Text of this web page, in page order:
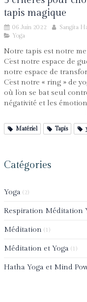
tapis magique
06 Juin 2022
Sangita
Yoga
Notre tapis est notre
C’est notre espace de
notre espace de
C’est notre « ring » de
où l’on se bat seul
négativité et les
Matériel Tapis
Catégories
Yoga (2)
Respiration Méditation
Méditation (1)
Méditation et Yoga (1)
Hatha Yoga et Mind